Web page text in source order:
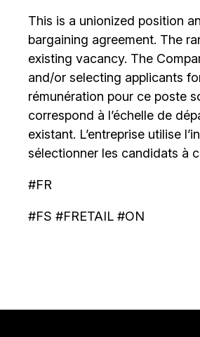
This is a unionized position
bargaining agreement. The
existing vacancy. The
and/or selecting applicants
rémunération pour ce poste
correspond à l’échelle de
existant. L’entreprise utilise
sélectionner les candidats à
#FR
#FS #FRETAIL #ON